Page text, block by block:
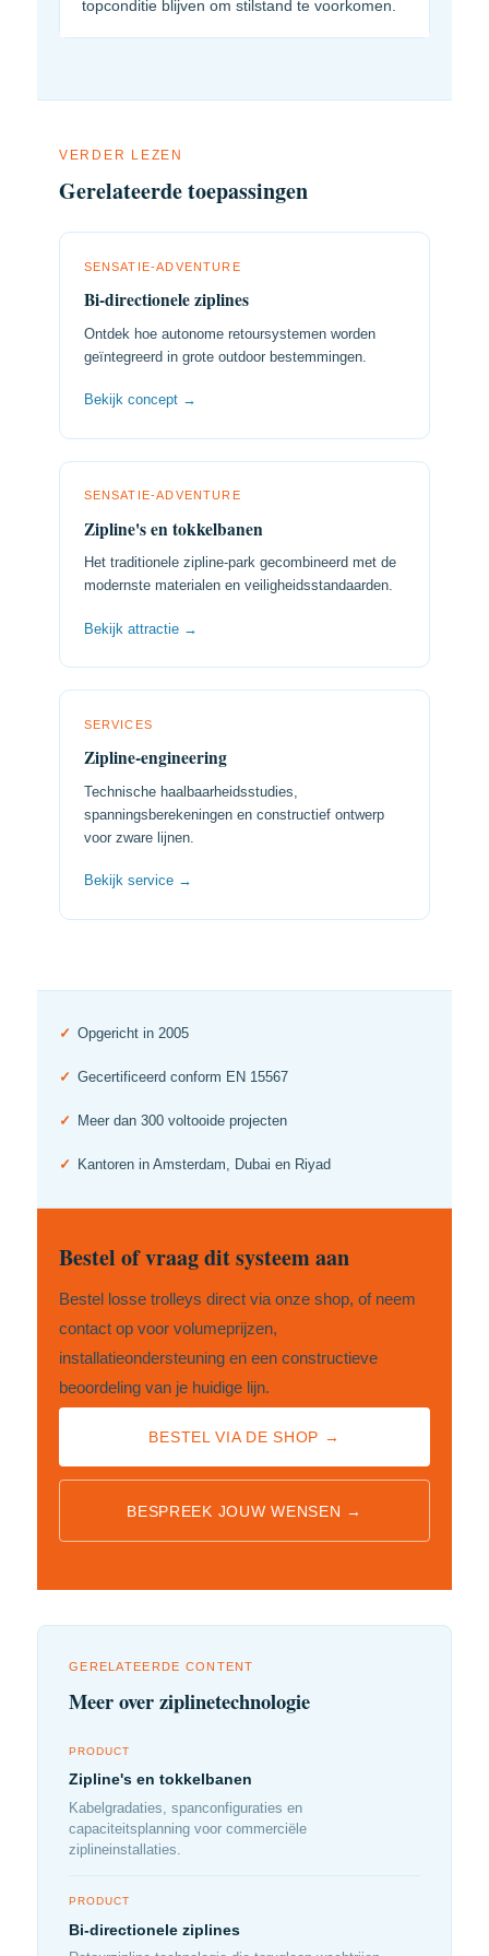
topconditie blijven om stilstand te voorkomen.
VERDER LEZEN
Gerelateerde toepassingen
SENSATIE-ADVENTURE
Bi-directionele ziplines
Ontdek hoe autonome retoursystemen worden
geïntegreerd in grote outdoor bestemmingen.
Bekijk concept →
SENSATIE-ADVENTURE
Zipline's en tokkelbanen
Het traditionele zipline-park gecombineerd met de
modernste materialen en veiligheidsstandaarden.
Bekijk attractie →
SERVICES
Zipline-engineering
Technische haalbaarheidsstudies,
spanningsberekeningen en constructief ontwerp
voor zware lijnen.
Bekijk service →
✓ Opgericht in 2005
✓ Gecertificeerd conform EN 15567
✓ Meer dan 300 voltooide projecten
✓ Kantoren in Amsterdam, Dubai en Riyad
Bestel of vraag dit systeem aan
Bestel losse trolleys direct via onze shop, of neem
contact op voor volumeprijzen,
installatieondersteuning en een constructieve
beoordeling van je huidige lijn.
BESTEL VIA DE SHOP →
BESPREEK JOUW WENSEN →
GERELATEERDE CONTENT
Meer over ziplinetechnologie
PRODUCT
Zipline's en tokkelbanen
Kabelgradaties, spanconfiguraties en
capaciteitsplanning voor commerciële
ziplineinstallaties.
PRODUCT
Bi-directionele ziplines